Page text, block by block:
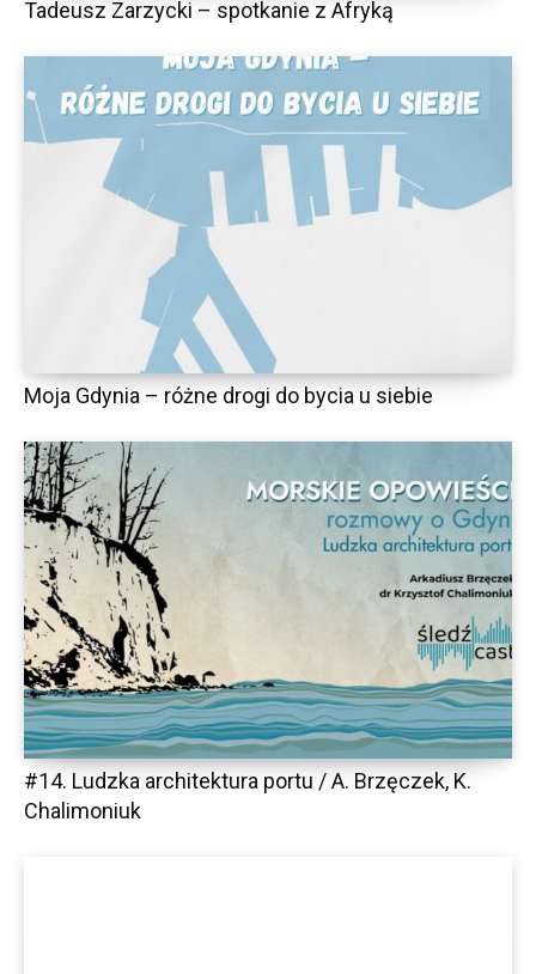
Tadeusz Zarzycki – spotkanie z Afryką
Moja Gdynia – różne drogi do bycia u siebie
#14. Ludzka architektura portu / A. Brzęczek, K.
Chalimoniuk